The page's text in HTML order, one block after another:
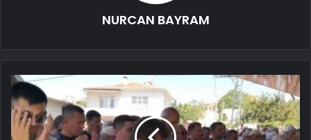
NURCAN BAYRAM